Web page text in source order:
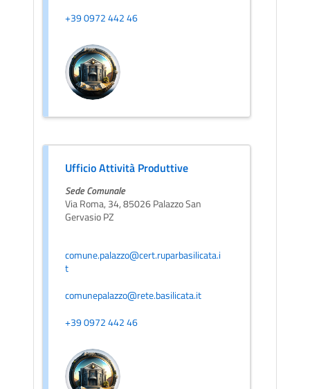
+39 0972 442 46
Ufficio Attività Produttive
Sede Comunale
Via Roma, 34, 85026 Palazzo San
Gervasio PZ
comune.palazzo@cert.ruparbasilicata.i
t
comunepalazzo@rete.basilicata.it
+39 0972 442 46